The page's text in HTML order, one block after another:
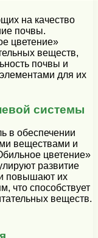
на качество
почвы.
цветение»
веществ,
почвы и
для их
системы
в обеспечении
веществами и
цветение»
развитие
повышают их
что способствует
веществ.